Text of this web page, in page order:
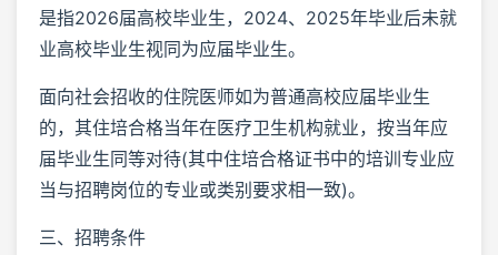
是指2026届高校毕业生，2024、2025年毕业后未就
业高校毕业生视同为应届毕业生。
面向社会招收的住院医师如为普通高校应届毕业生
的，其住培合格当年在医疗卫生机构就业，按当年应
届毕业生同等对待(其中住培合格证书中的培训专业应
当与招聘岗位的专业或类别要求相一致)。
三、招聘条件